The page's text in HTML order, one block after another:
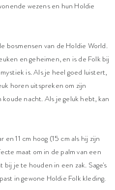
wezens en hun Holdie
bosmensen van de Holdie World.
en geheimen, en is de Folk bij
is. Als je heel goed luistert,
horen uitspreken om zijn
nacht. Als je geluk hebt, kan
11 cm hoog (15 cm als hij zijn
maat om in de palm van een
je te houden in een zak. Sage's
in gewone Holdie Folk kleding.